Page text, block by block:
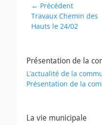
Navigation
de
l’article
← Précédent
Article
précédent :
Travaux Chemin des
Hauts le 24/02
Présentation de la
L’actualité de la
Présentation de la
La vie municipale